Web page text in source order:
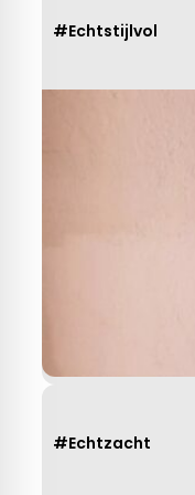
#Echtstijlvol
#Echtzacht